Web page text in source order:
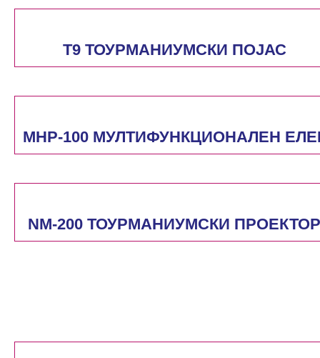
T9 ТОУРМАНИУМСКИ ПОЈАС
MHP-100 МУЛТИФУНКЦИОНАЛЕН
NM-200 ТОУРМАНИУМСКИ ПРОЕКТОР